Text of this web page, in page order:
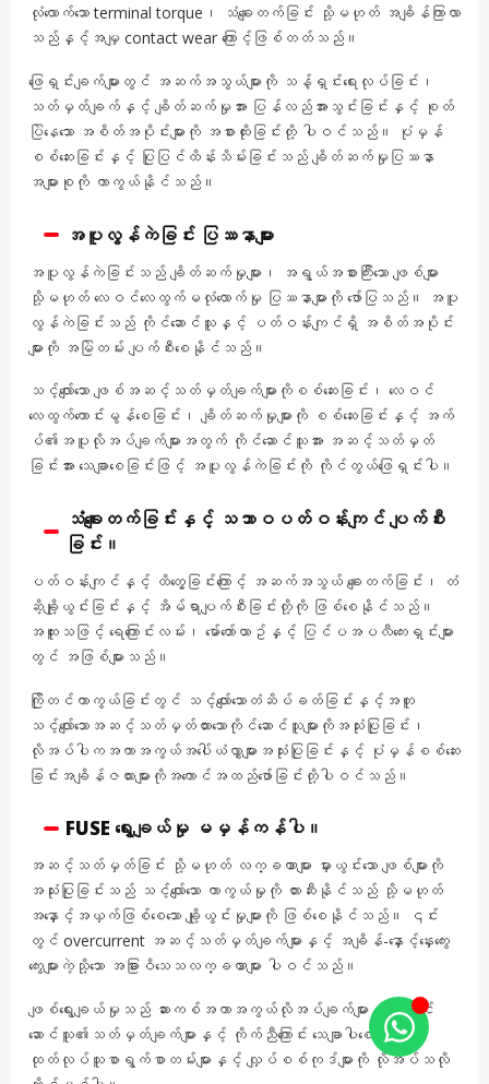
လုံလောက်သော terminal torque၊ သံချေးတက်ခြင်း သို့မဟုတ် အချိန်ကြာလာ
သည်နှင့်အမျှ contact wear ကြောင့်ဖြစ်တတ်သည်။
ဖြေရှင်းချက်များတွင် အဆက်အသွယ်များကို သန့်ရှင်းရေးလုပ်ခြင်း၊
သတ်မှတ်ချက်နှင့် ချိတ်ဆက်မှုအား ပြန်လည်အားသွင်းခြင်းနှင့် စုတ်
ပြဲနေသော အစိတ်အပိုင်းများကို အစားထိုးခြင်းတို့ ပါဝင်သည်။ ပုံမှန်
စစ်ဆေးခြင်းနှင့် ပြုပြင်ထိန်းသိမ်းခြင်းသည် ချိတ်ဆက်မှုပြဿနာ
အများစုကို ကာကွယ်နိုင်သည်။
အပူလွန်ကဲခြင်း ပြဿနာများ
အပူလွန်ကဲခြင်းသည် ချိတ်ဆက်မှုများ၊ အရွယ်အစားကြီးသော ဖျစ်များ
သို့မဟုတ် လေဝင်လေထွက်မလုံလောက်မှု ပြဿနာများကို ဖော်ပြသည်။ အပူ
လွန်ကဲခြင်းသည် ကိုင်ဆောင်သူနှင့် ပတ်ဝန်းကျင်ရှိ အစိတ်အပိုင်း
များကို အမြဲတမ်း ပျက်စီးစေနိုင်သည်။
သင့်လျော်သော ဖျစ်အဆင့်သတ်မှတ်ချက်များကိုစစ်ဆေးခြင်း၊ လေဝင်
လေထွက်ကောင်းမွန်စေခြင်း၊ ချိတ်ဆက်မှုများကို စစ်ဆေးခြင်းနှင့် အက်
ပ်၏အပူလိုအပ်ချက်များအတွက် ကိုင်ဆောင်သူအား အဆင့်သတ်မှတ်
ခြင်းအား သေချာစေခြင်းဖြင့် အပူလွန်ကဲခြင်းကို ကိုင်တွယ်ဖြေရှင်းပါ။
သံချေးတက်ခြင်းနှင့် သဘာဝပတ်ဝန်းကျင် ပျက်စီး
ခြင်း။
ပတ်ဝန်းကျင်နှင့် ထိတွေ့ခြင်းကြောင့် အဆက်အသွယ် ချေးတက်ခြင်း၊ တံ
ဆိ့ချို့ယွင်းခြင်းနှင့် အိမ်ရာပျက်စီးခြင်းတို့ကို ဖြစ်စေနိုင်သည်။
အထူးသဖြင့် ရေကြောင်းလမ်း၊ မော်တော်ယာဥ်နှင့် ပြင်ပအပလီကေးရှင်းများ
တွင် အဖြစ်များသည်။
ကြိုတင်ကာကွယ်ခြင်းတွင် သင့်လျော်သောတံဆိပ်ခတ်ခြင်းနှင့်အတူ
သင့်လျော်သောအဆင့်သတ်မှတ်ထားသောကိုင်ဆောင်သူများကိုအသုံးပြုခြင်း၊
လိုအပ်ပါကအကာအကွယ်အပေါ်ယံလွှာများအသုံးပြုခြင်းနှင့် ပုံမှန်စစ်ဆေး
ခြင်းအချိန်ဇယားများကိုအကောင်အထည်ဖော်ခြင်းတို့ပါဝင်သည်။
FUSE ရွေးချယ်မှု မမှန်ကန်ပါ။
အဆင့်သတ်မှတ်ခြင်း သို့မဟုတ် လက္ခဏာများ မှားယွင်းသော ဖျစ်များကို
အသုံးပြုခြင်းသည် သင့်လျော်သော ကာကွယ်မှုကို တားဆီးနိုင်သည် သို့မဟုတ်
အနှောင့်အယှက်ဖြစ်စေသော ချို့ယွင်းမှုများကို ဖြစ်စေနိုင်သည်။ ၎င်း
တွင် overcurrent အဆင့်သတ်မှတ်ချက်များနှင့် အချိန်-နှောင့်နှေးကွေး
ကွေးများကဲ့သို့သော အခြားဝိသေသလက္ခဏာများ ပါဝင်သည်။
ဖျစ်ရွေးချယ်မှုသည် ဆားကစ်အကာအကွယ်လိုအပ်ချက်များနှင့် ကိုင်
ဆောင်သူ၏သတ်မှတ်ချက်များနှင့် ကိုက်ညီကြောင်း သေချာပါစေ။
ထုတ်လုပ်သူစာရွက်စာတမ်းများနှင့် လျှပ်စစ်ကုဒ်များကို လိုအပ်သလို